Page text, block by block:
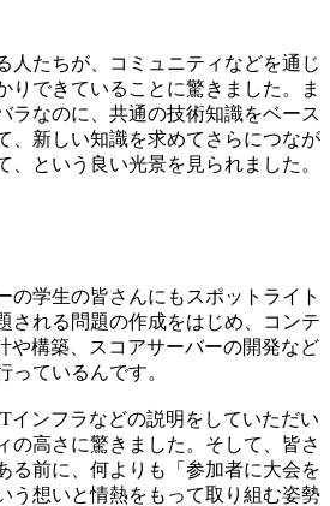
人たちが、コミュニティなどを通じ
りできていることに驚きました。ま
ラなのに、共通の技術知識をベース
、新しい知識を求めてさらにつなが
、という良い光景を見られました。
の学生の皆さんにもスポットライト
される問題の作成をはじめ、コンテ
や構築、スコアサーバーの開発など
っているんです。
インフラなどの説明をしていただい
の高さに驚きました。そして、皆さ
る前に、何よりも「参加者に大会を
う想いと情熱をもって取り組む姿勢